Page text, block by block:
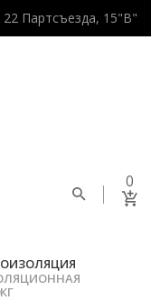
Партсъезда, 15"В"
0